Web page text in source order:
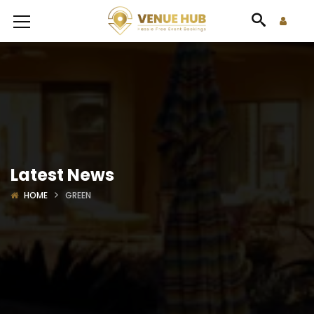
Latest News
HOME GREEN